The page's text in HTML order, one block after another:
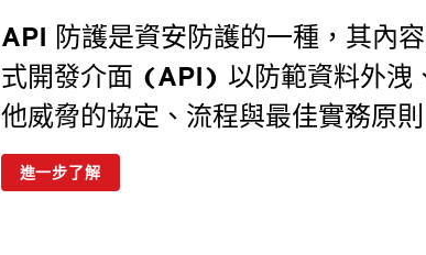
API 防護是資安防護的一種，其內
式開發介面 (API) 以防範資料外洩
他威脅的協定、流程與最佳實務原則
進一步了解